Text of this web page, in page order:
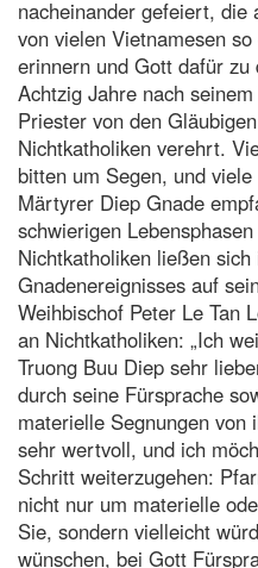
nacheinander gefeiert, die
von vielen Vietnamesen
erinnern und Gott dafür zu
Achtzig Jahre nach
Priester von den
Nichtkatholiken verehrt.
bitten um Segen, und
Märtyrer Diep Gnade
schwierigen
Nichtkatholiken ließen
Gnadenereignisses auf
Weihbischof Peter Le Tan
an Nichtkatholiken: „Ich
Truong Buu Diep sehr
durch seine Fürsprache
materielle Segnungen
sehr wertvoll, und ich
Schritt weiterzugehen:
nicht nur um materielle
Sie, sondern vielleicht
wünschen, bei Gott